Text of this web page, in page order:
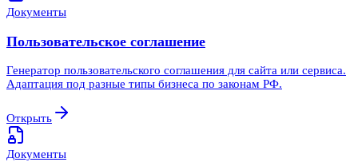
Документы
Пользовательское соглашение
Генератор пользовательского соглашения для сайта или сервиса.
Адаптация под разные типы бизнеса по законам РФ.
Открыть
Документы